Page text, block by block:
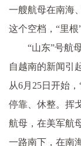
一艘航母在南海
这个空档，“里根
“山东”号航
自越南的新闻引
从6月25日开始
停靠、休整。挥
航母，在美军航
一路南下，在南